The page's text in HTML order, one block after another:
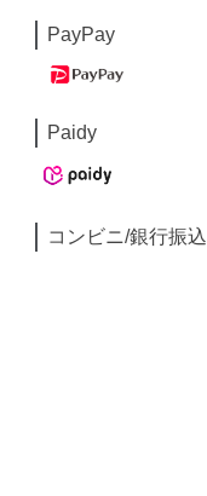
PayPay
Paidy
コンビニ/銀行振込